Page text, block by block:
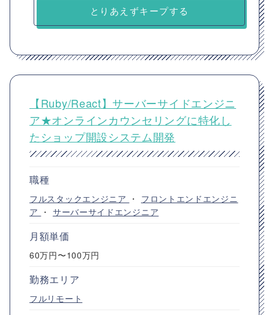
とりあえずキープする
【Ruby/React】サーバーサイドエンジニ
ア★オンラインカウンセリングに特化し
たショップ開設システム開発
職種
フルスタックエンジニア ・ フロントエンドエンジニ
ア ・ サーバーサイドエンジニア
月額単価
60万円〜100万円
勤務エリア
フルリモート